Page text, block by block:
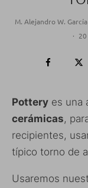
M. Alejandro W.
·
Pottery es una
cerámicas,
recipientes,
típico torno de
Usaremos